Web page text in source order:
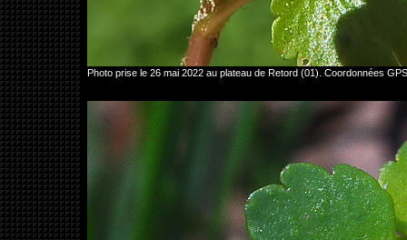
Photo prise le 26 mai 2022 au plateau de Retord (01). Coordonnées